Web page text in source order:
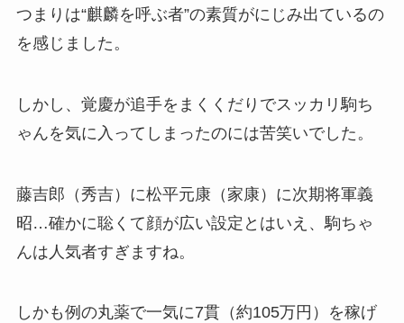
つまりは“麒麟を呼ぶ者”の素質がにじみ出ているの
を感じました。
しかし、覚慶が追手をまくくだりでスッカリ駒ち
ゃんを気に入ってしまったのには苦笑いでした。
藤吉郎（秀吉）に松平元康（家康）に次期将軍義
昭…確かに聡くて顔が広い設定とはいえ、駒ちゃ
んは人気者すぎますね。
しかも例の丸薬で一気に7貫（約105万円）を稼げ